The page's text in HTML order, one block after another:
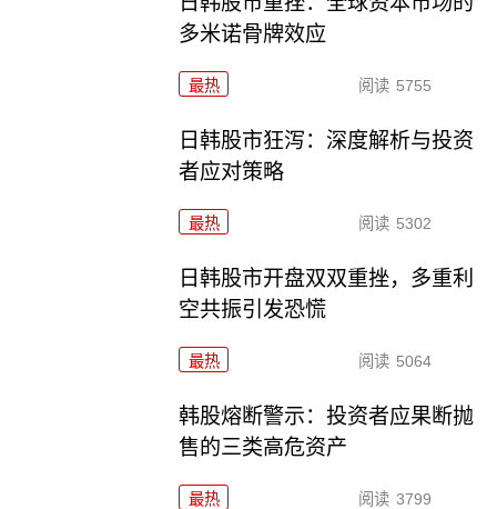
多米诺骨牌效应
最热 阅读 5755
日韩股市狂泻：深度解析与投资
者应对策略
最热 阅读 5302
日韩股市开盘双双重挫，多重利
空共振引发恐慌
最热 阅读 5064
韩股熔断警示：投资者应果断抛
售的三类高危资产
最热 阅读 3799